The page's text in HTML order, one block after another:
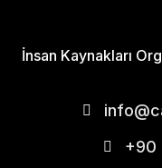
İnsan Kaynakları
+90